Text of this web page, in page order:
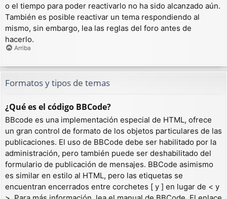
o el tiempo para poder reactivarlo no ha sido alcanzado aún.
También es posible reactivar un tema respondiendo al
mismo, sin embargo, lea las reglas del foro antes de
hacerlo.
Arriba
Formatos y tipos de temas
¿Qué es el código BBCode?
BBcode es una implementación especial de HTML, ofrece
un gran control de formato de los objetos particulares de las
publicaciones. El uso de BBCode debe ser habilitado por la
administración, pero también puede ser deshabilitado del
formulario de publicación de mensajes. BBCode asimismo
es similar en estilo al HTML, pero las etiquetas se
encuentran encerrados entre corchetes [ y ] en lugar de < y